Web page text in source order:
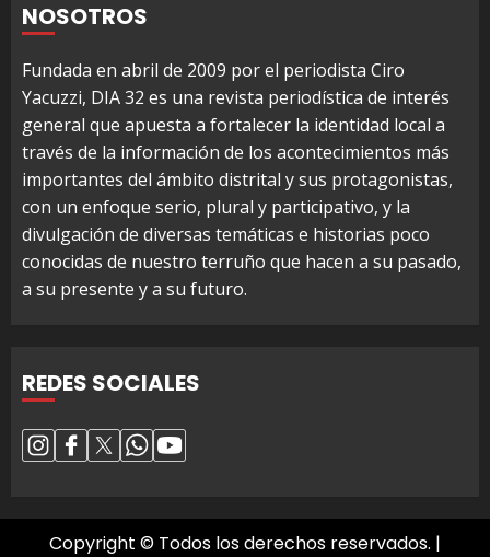
NOSOTROS
Fundada en abril de 2009 por el periodista Ciro
Yacuzzi, DIA 32 es una revista periodística de interés
general que apuesta a fortalecer la identidad local a
través de la información de los acontecimientos más
importantes del ámbito distrital y sus protagonistas,
con un enfoque serio, plural y participativo, y la
divulgación de diversas temáticas e historias poco
conocidas de nuestro terruño que hacen a su pasado,
a su presente y a su futuro.
REDES SOCIALES
Copyright © Todos los derechos reservados. |